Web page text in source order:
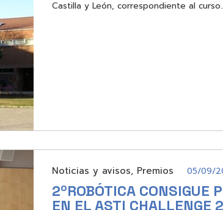
Castilla y León, correspondiente al
Noticias y avisos, Premios 05/09/
2ºROBÓTICA CONSIGUE
EN EL ASTI CHALLENGE